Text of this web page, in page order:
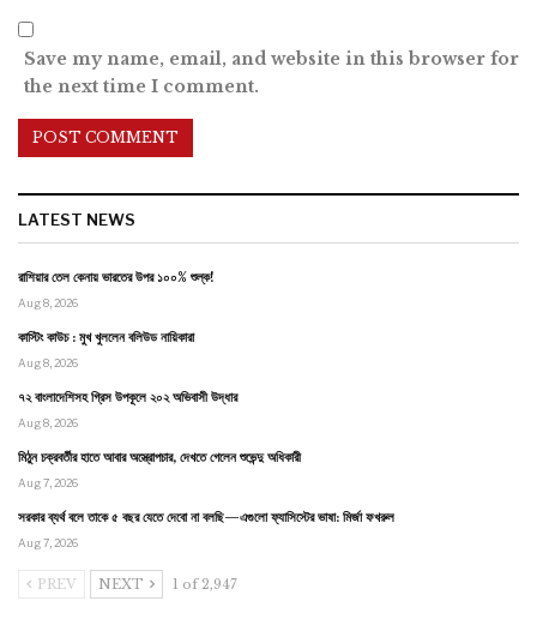
Save my name, email, and website in this browser for
the next time I comment.
LATEST NEWS
রাশিয়ার তেল কেনায় ভারতের উপর ১০০% শুল্ক!
Aug 8, 2026
কাস্টিং কাউচ : মুখ খুললেন বলিউড নায়িকারা
Aug 8, 2026
৭২ বাংলাদেশিসহ গ্রিস উপকূলে ২০২ অভিবাসী উদ্ধার
Aug 8, 2026
মিঠুন চক্রবর্তীর হাতে আবার অস্ত্রোপচার, দেখতে গেলেন শুভেন্দু অধিকারী
Aug 7, 2026
সরকার ব্যর্থ বলে তাকে ৫ বছর যেতে দেবো না বলছি—এগুলো ফ্যাসিস্টের ভাষা: মির্জা ফখরুল
Aug 7, 2026
PREV NEXT 1 of 2,947